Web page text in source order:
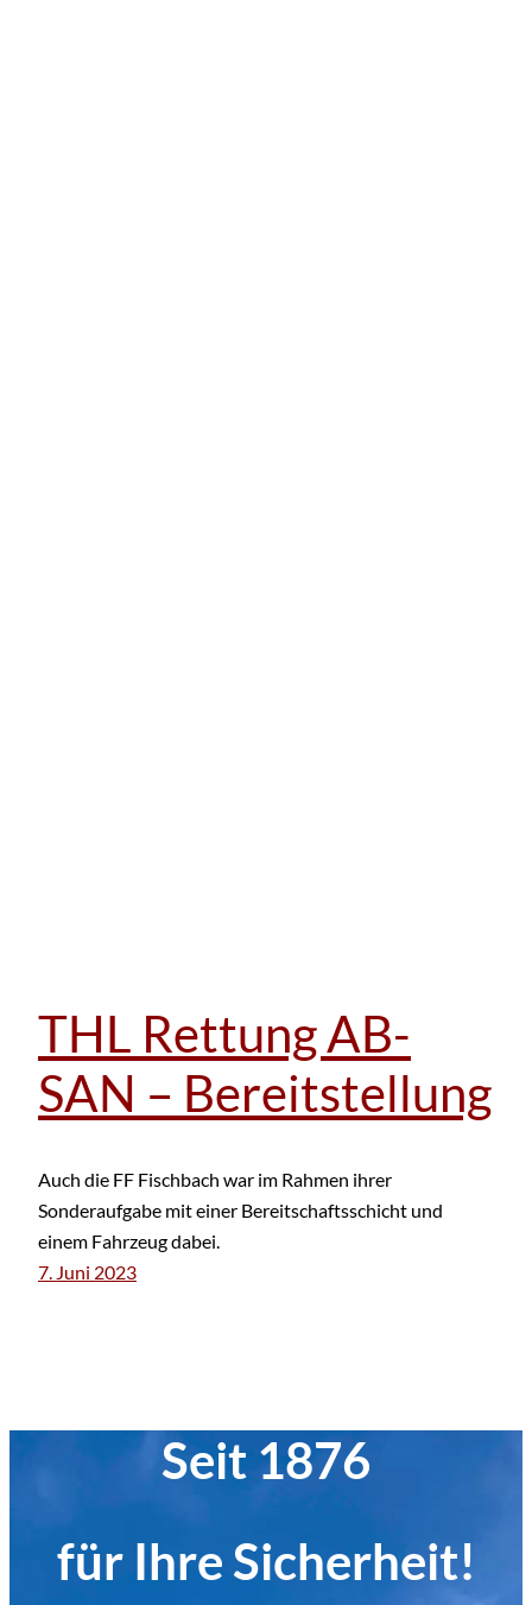
THL Rettung AB-
SAN – Bereitstellung
Auch die FF Fischbach war im Rahmen ihrer
Sonderaufgabe mit einer Bereitschaftsschicht und
einem Fahrzeug dabei.
7. Juni 2023
Seit 1876
für Ihre Sicherheit!